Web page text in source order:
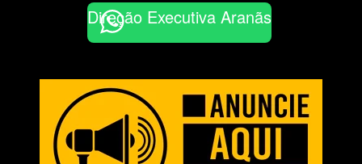
Direção Executiva Aranãs